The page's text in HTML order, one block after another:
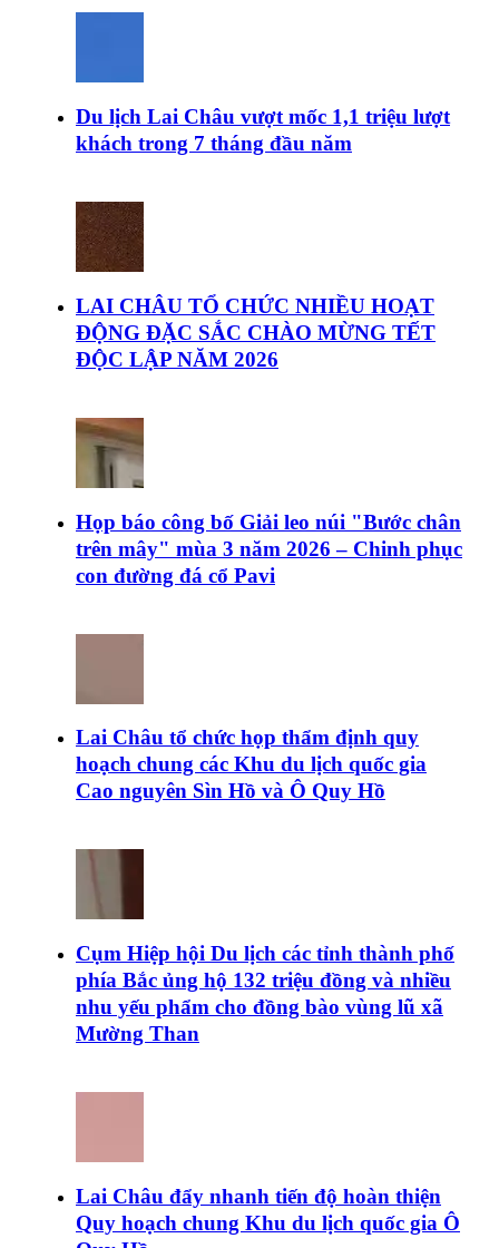
Du lịch Lai Châu vượt mốc 1,1 triệu lượt
khách trong 7 tháng đầu năm
LAI CHÂU TỔ CHỨC NHIỀU HOẠT
ĐỘNG ĐẶC SẮC CHÀO MỪNG TẾT
ĐỘC LẬP NĂM 2026
Họp báo công bố Giải leo núi "Bước chân
trên mây" mùa 3 năm 2026 – Chinh phục
con đường đá cổ Pavi
Lai Châu tổ chức họp thẩm định quy
hoạch chung các Khu du lịch quốc gia
Cao nguyên Sìn Hồ và Ô Quy Hồ
Cụm Hiệp hội Du lịch các tỉnh thành phố
phía Bắc ủng hộ 132 triệu đồng và nhiều
nhu yếu phẩm cho đồng bào vùng lũ xã
Mường Than
Lai Châu đẩy nhanh tiến độ hoàn thiện
Quy hoạch chung Khu du lịch quốc gia Ô